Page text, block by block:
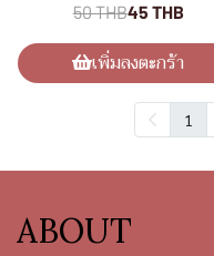
50 THB45 THB
เพิ่มลงตะกร้า
1
ABOUT